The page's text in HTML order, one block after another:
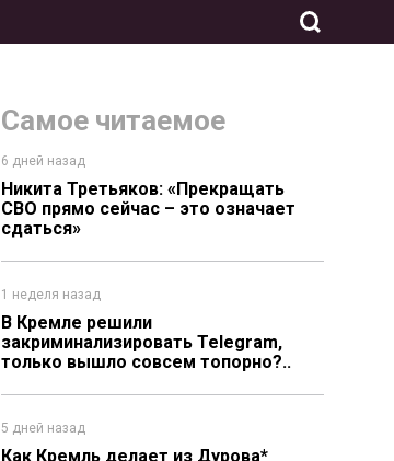
Самое читаемое
6 дней назад
Никита Третьяков: «Прекращать
СВО прямо сейчас – это означает
сдаться»
1 неделя назад
В Кремле решили
закриминализировать Telegram,
только вышло совсем топорно?..
5 дней назад
Как Кремль делает из Дурова*